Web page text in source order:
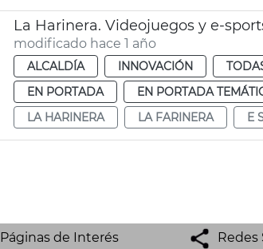
La Harinera. Videojuegos y e-
modificado hace 1 año
ALCALDÍA INNOVACIÓN
EN PORTADA
EN PORTADA
LA HARINERA
LA FARINERA E
Páginas de Interés Redes